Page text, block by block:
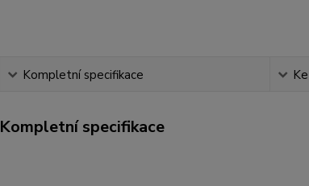
Kompletní specifikace
Kompletní specifikace